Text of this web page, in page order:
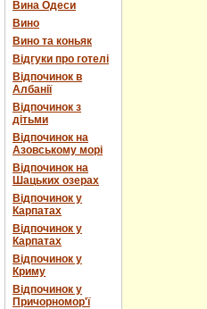
Вина Одеси
Вино
Вино та коньяк
Відгуки про готелі
Відпочинок в
Албанії
Відпочинок з
дітьми
Відпочинок на
Азовському морі
Відпочинок на
Шацьких озерах
Відпочинок у
Карпатах
Відпочинок у
Карпатах
Відпочинок у
Криму
Відпочинок у
Причорномор'ї